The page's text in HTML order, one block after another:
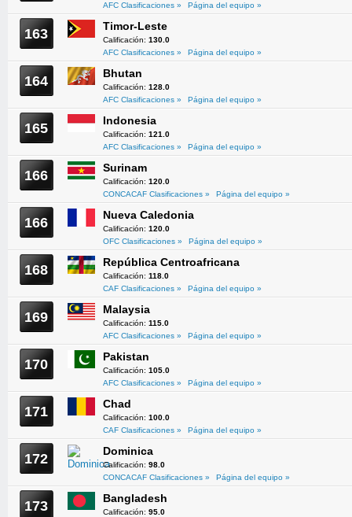
AFC Clasificaciones »
Página del equipo »
163 Timor-Leste
Calificación: 130.0
AFC Clasificaciones »
Página del equipo »
164 Bhutan
Calificación: 128.0
AFC Clasificaciones »
Página del equipo »
165 Indonesia
Calificación: 121.0
AFC Clasificaciones »
Página del equipo »
166 Surinam
Calificación: 120.0
CONCACAF Clasificaciones »
Página del equipo »
166 Nueva Caledonia
Calificación: 120.0
OFC Clasificaciones »
Página del equipo »
168 República Centroafricana
Calificación: 118.0
CAF Clasificaciones »
Página del equipo »
169 Malaysia
Calificación: 115.0
AFC Clasificaciones »
Página del equipo »
170 Pakistan
Calificación: 105.0
AFC Clasificaciones »
Página del equipo »
171 Chad
Calificación: 100.0
CAF Clasificaciones »
Página del equipo »
172 Dominica
Calificación: 98.0
CONCACAF Clasificaciones »
Página del equipo »
173 Bangladesh
Calificación: 95.0